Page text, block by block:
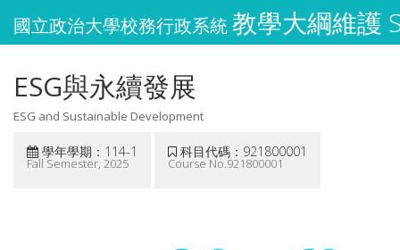
國立政治大學校務行政系統教學大綱維護
ESG與永續發展
ESG and Sustainable Development
學年學期：114-1
Fall Semester, 2025
科目代碼：921800001
Course No.921800001